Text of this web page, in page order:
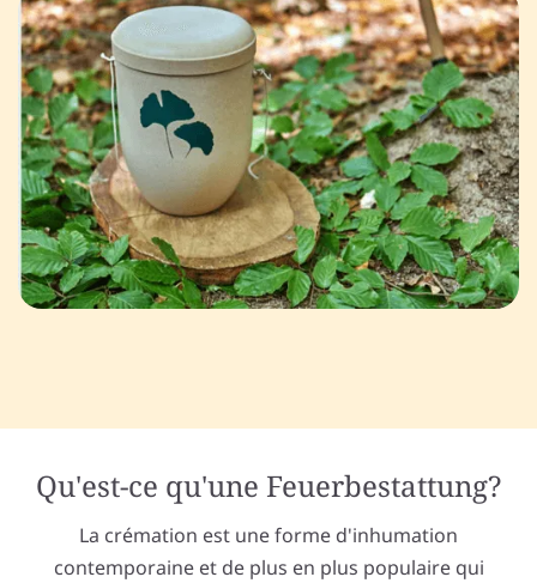
Qu'est-ce qu'une Feuerbestattung?
La crémation est une forme d'inhumation
contemporaine et de plus en plus populaire qui